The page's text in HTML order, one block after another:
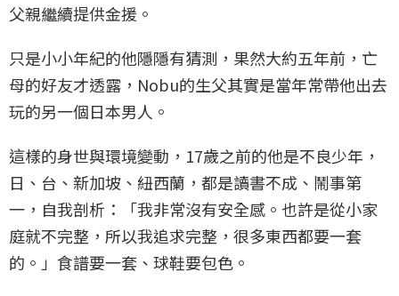
父親繼續提供金援。
只是小小年紀的他隱隱有猜測，果然大約五年前，亡
母的好友才透露，Nobu的生父其實是當年常帶他出去
玩的另一個日本男人。
這樣的身世與環境變動，17歲之前的他是不良少年，
日、台、新加坡、紐西蘭，都是讀書不成、鬧事第
一，自我剖析：「我非常沒有安全感。也許是從小家
庭就不完整，所以我追求完整，很多東西都要一套
的。」食譜要一套、球鞋要包色。